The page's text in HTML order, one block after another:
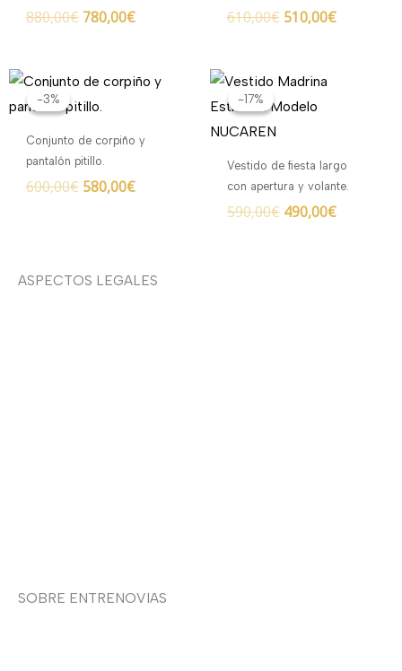
880,00€ 780,00€ 610,00€ 510,00€
-3%
-3%
Conjunto de corpiño y
pantalón pitillo.
600,00€
El
original
era:
600,00€.
580,00€
El
precio
580,00€.
-17%
-17%
Vestido de fiesta largo
con apertura y volante.
590,00€
El
original
490,00€
ASPECTOS LEGALES
SOBRE ENTRENOVIAS